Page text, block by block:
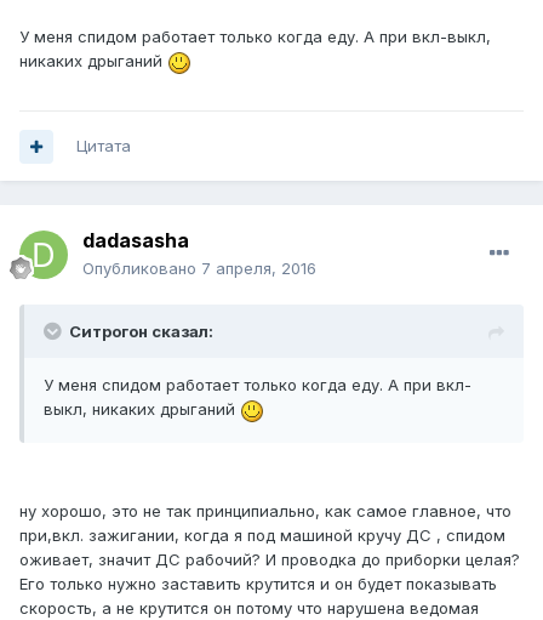
У меня спидом работает только когда еду. А при вкл-выкл,
никаких дрыганий
Цитата
dadasasha
Опубликовано 7 апреля, 2016
Ситрогон сказал:
У меня спидом работает только когда еду. А при вкл-
выкл, никаких дрыганий
ну хорошо, это не так принципиально, как самое главное, что
при,вкл. зажигании, когда я под машиной кручу ДС , спидом
оживает, значит ДС рабочий? И проводка до приборки целая?
Его только нужно заставить крутится и он будет показывать
скорость, а не крутится он потому что нарушена ведомая